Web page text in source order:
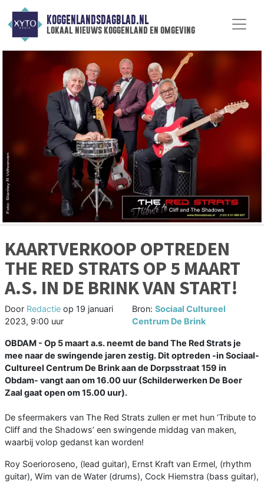
KOGGENLANDSDAGBLAD.NL
lokaal nieuws koggenland en omgeving
KAARTVERKOOP OPTREDEN
THE RED STRATS OP 5 MAART
A.S. IN DE BRINK VAN START!
Door Redactie op 19 januari
2023, 9:00 uur
Bron:Sociaal Cultureel
Centrum De Brink
OBDAM - Op 5 maart a.s. neemt de band The Red Strats je
mee naar de swingende jaren zestig. Dit optreden -in Sociaal-
Cultureel Centrum De Brink aan de Dorpsstraat 159 in
Obdam- vangt aan om 16.00 uur (Schilderwerken De Boer
Zaal gaat open om 15.00 uur).
De sfeermakers van The Red Strats zullen er met hun ‘Tribute to
Cliff and the Shadows’ een swingende middag van maken,
waarbij volop gedanst kan worden!
Roy Soerioroseno, (lead guitar), Ernst Kraft van Ermel, (rhythm
guitar), Wim van de Water (drums), Cock Hiemstra (bass guitar),